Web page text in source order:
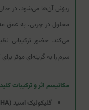
محلول در چربی، به عمق
می‌کند. حضور ترکیباتی
سرم را به گزینه‌ای موثر
مکانیسم اثر و ترکیبات
گلیکولیک اسید (AHA):